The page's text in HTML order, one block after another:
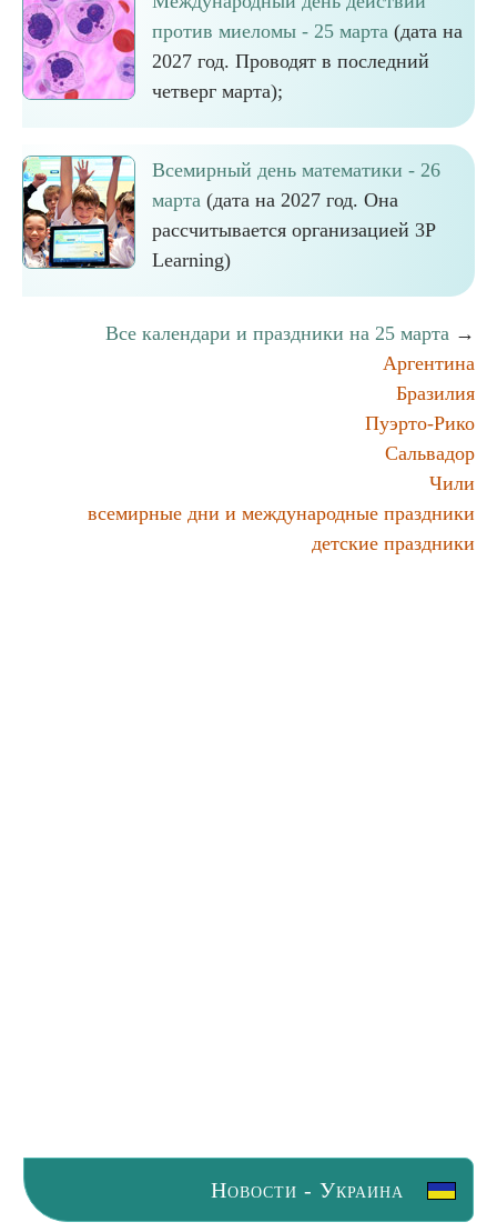
против миеломы - 25 марта (дата на
2027 год. Проводят в последний
четверг марта);
Всемирный день математики - 26
марта (дата на 2027 год. Она
рассчитывается организацией 3P
Learning)
Все календари и праздники на 25 марта →
Аргентина
Бразилия
Пуэрто-Рико
Сальвадор
Чили
всемирные дни и международные праздники
детские праздники
Новости - Украина